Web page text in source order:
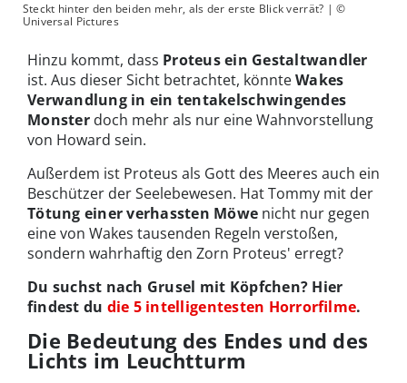
Steckt hinter den beiden mehr, als der erste Blick verrät? | ©
Universal Pictures
Hinzu kommt, dass Proteus ein Gestaltwandler
ist. Aus dieser Sicht betrachtet, könnteWakes
Verwandlung in ein tentakelschwingendes
Monsterdoch mehr als nur eine Wahnvorstellung
von Howard sein.
Außerdem ist Proteus als Gott des Meeres auch ein
Beschützer der Seelebewesen. Hat Tommy mit der
Tötung einer verhassten Möwe nicht nur gegen
eine von Wakes tausenden Regeln verstoßen,
sondern wahrhaftig den Zorn Proteus' erregt?
Du suchst nach Grusel mit Köpfchen? Hier
findest du die 5 intelligentesten Horrorfilme.
Die Bedeutung des Endes und des
Lichts im Leuchtturm